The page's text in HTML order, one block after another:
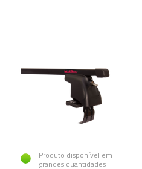
Produto disponível em
grandes quantidades